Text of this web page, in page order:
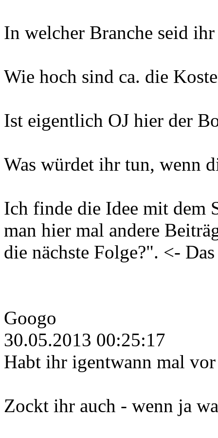
In welcher Branche seid
Wie hoch sind ca. die
Ist eigentlich OJ hier der
Was würdet ihr tun, wenn
Ich finde die Idee mit dem
man hier mal andere
die nächste Folge?". <-
Googo
30.05.2013 00:25:17
Habt ihr igentwann mal
Zockt ihr auch - wenn ja